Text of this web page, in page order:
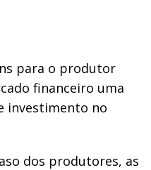
para o produtor
financeiro uma
investimento no
dos produtores, as